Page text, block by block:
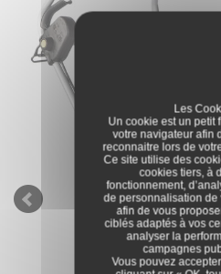
Les
Un cookie est un petit
votre navigateur afin
reconnaitre lors de
Ce site utilise des
cookies tiers, à
fonctionnement,
de personnalisation de
afin de vous
ciblés adaptés à vos
analyser la
campagnes
Vous pouvez